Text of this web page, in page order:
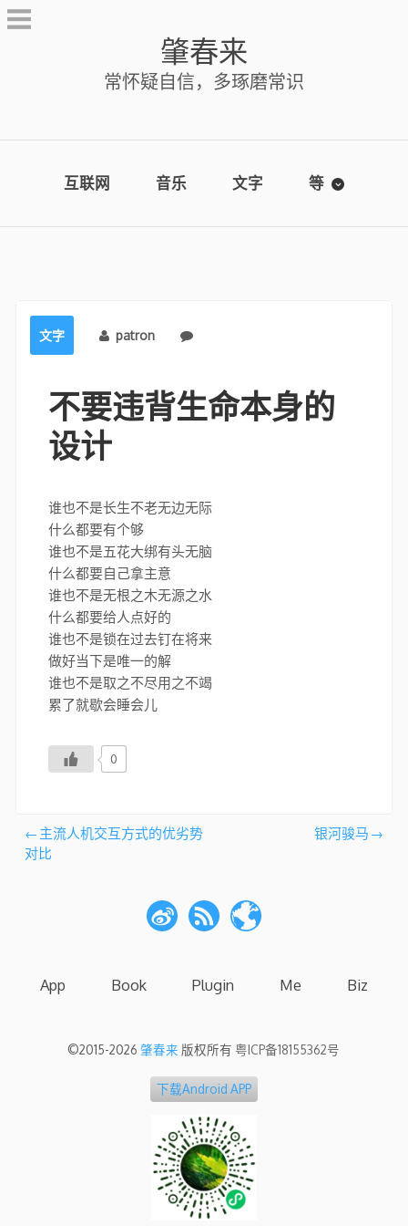
Skip
to
肇春来
常怀疑自信，多琢磨常识
互联网 音乐 文字 等
文字 patron
不要违背生命本身的
设计
谁也不是长生不老无边无际
什么都要有个够
谁也不是五花大绑有头无脑
什么都要自己拿主意
谁也不是无根之木无源之水
什么都要给人点好的
谁也不是锁在过去钉在将来
做好当下是唯一的解
谁也不是取之不尽用之不竭
累了就歇会睡会儿
0
文
章
主流人机交互方式的优劣势
对比
银河骏马
App Book Plugin Me Biz
©2015-2026肇春来 版权所有粤ICP备18155362号
下载Android APP